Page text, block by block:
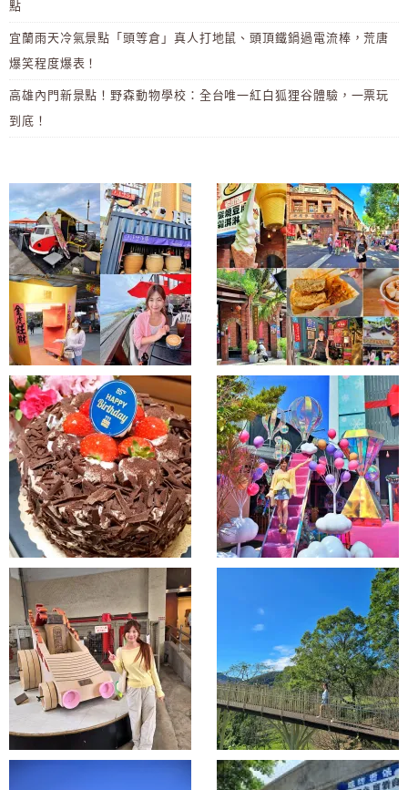
點
宜蘭雨天冷氣景點「頭等倉」真人打地鼠、頭頂鐵鍋過電流棒，荒唐
爆笑程度爆表！
高雄內門新景點！野森動物學校：全台唯一紅白狐狸谷體驗，一票玩
到底！